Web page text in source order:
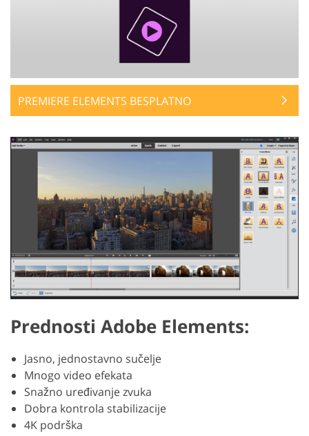
PREMIERE ELEMENTS BESPLATNO
Prednosti Adobe Elements:
Jasno, jednostavno sučelje
Mnogo video efekata
Snažno uređivanje zvuka
Dobra kontrola stabilizacije
4K podrška